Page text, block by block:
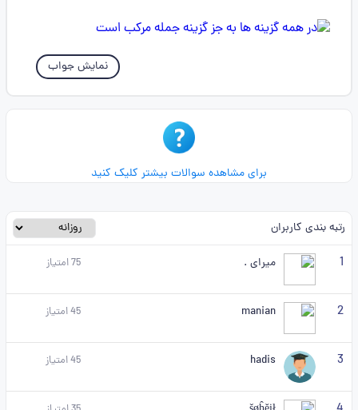
نمایش جواب
برای مشاهده سوالات بیشتر کلیک کنید
رتبه بندی کاربران
1 میرای . 75امتیاز
2
manian
45امتیاز
3
hadis
45امتیاز